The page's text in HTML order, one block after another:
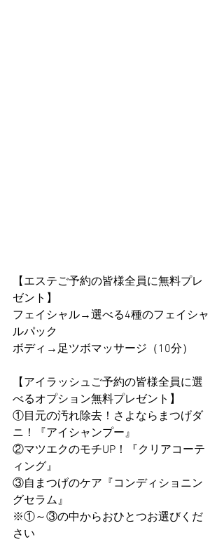
【エステご予約の皆様全員に無料プレ
ゼント】
フェイシャル→選べる4種のフェイシャ
ルパック
ボディ→足ツボマッサージ（10分）
【アイラッシュご予約の皆様全員に選
べるオプション無料プレゼント】
①目元の汚れ除去！さよならまつげダ
ニ！『アイシャンプー』
②マツエクのモチUP！『クリアコーテ
ィング』
③自まつげのケア『コンディショニン
グセラム』
※①～③の中からおひとつお選びくだ
さい